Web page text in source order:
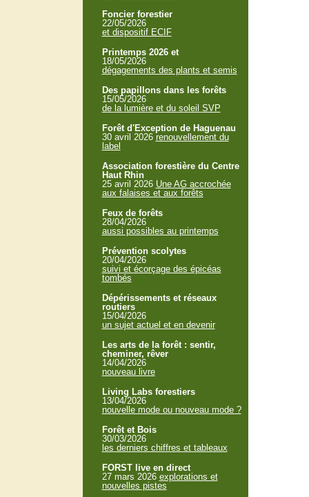
Foncier forestier
22/05/2026
et dispositif ECIF
Printemps 2026 et
18/05/2026
dégagements des plants et semis
Des papillons dans les forêts
15/05/2026
de la lumière et du soleil SVP
Forêt d'Exception de Haguenau
30 avril 2026 renouvellement du
label
Association forestière du Centre
Haut Rhin
25 avril 2026 Une AG accrochée
aux falaises et aux forêts
Feux de forêts
28/04/2026
aussi possibles au printemps
Prévention scolytes
20/04/2026
suivi et écorçage des épicéas
tombés
Dépérissements et réseaux
routiers
15/04/2026
un sujet actuel et en devenir
Les arts de la forêt : sentir,
cheminer, rêver
14/04/2026
nouveau livre
Living Labs forestiers
13/04/2026
nouvelle mode ou nouveau mode ?
Forêt et Bois
30/03/2026
les derniers chiffres et tableaux
FORST live en direct
27 mars 2026 explorations et
nouvelles pistes